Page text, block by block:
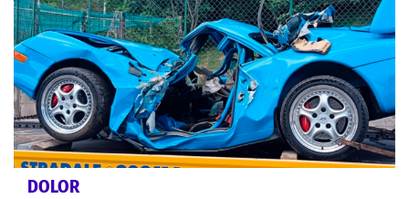
DOLOR